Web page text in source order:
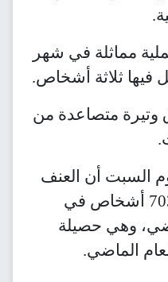
مماثلة في شهر
فيها ثلاثة أشخاص.
وتيرة متصاعدة من
السبت أن العنف
في العراق حصد أرواح 703 أشخاص في
وهي حصيلة
الماضي.